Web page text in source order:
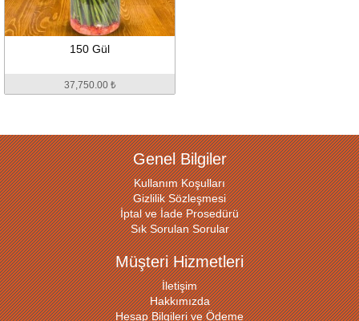
150 Gül
37,750.00 ₺
Genel Bilgiler
Kullanım Koşulları
Gizlilik Sözleşmesi
İptal ve İade Prosedürü
Sık Sorulan Sorular
Müşteri Hizmetleri
İletişim
Hakkımızda
Hesap Bilgileri ve Ödeme